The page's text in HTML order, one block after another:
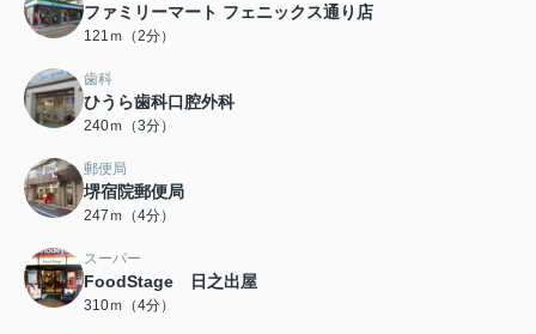
ファミリーマート フェニックス通り店
121ｍ（2分）
歯科
ひうら歯科口腔外科
240ｍ（3分）
郵便局
堺宿院郵便局
247ｍ（4分）
スーパー
FoodStage 日之出屋
310ｍ（4分）